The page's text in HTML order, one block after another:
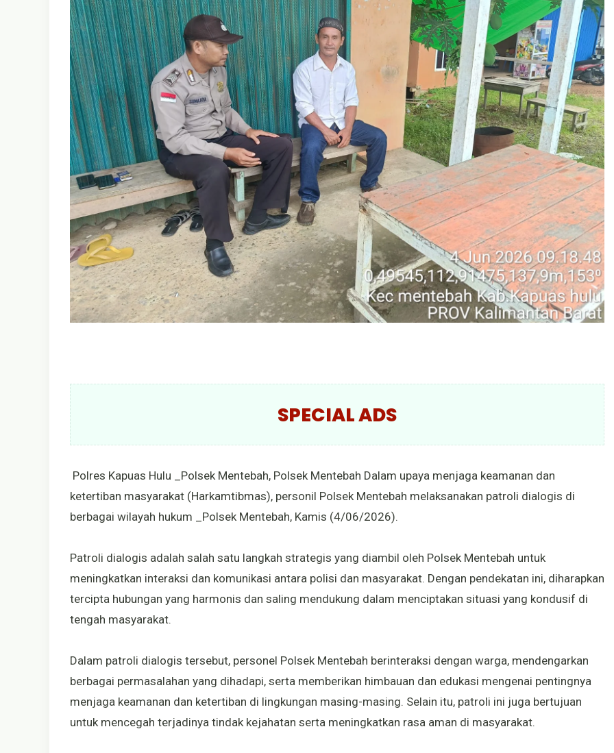
SPECIAL ADS
Polres Kapuas Hulu _Polsek Mentebah, Polsek Mentebah Dalam upaya menjaga keamanan dan
ketertiban masyarakat (Harkamtibmas), personil Polsek Mentebah melaksanakan patroli dialogis di
berbagai wilayah hukum _Polsek Mentebah, Kamis (4/06/2026).
Patroli dialogis adalah salah satu langkah strategis yang diambil oleh Polsek Mentebah untuk
meningkatkan interaksi dan komunikasi antara polisi dan masyarakat. Dengan pendekatan ini, diharapkan
tercipta hubungan yang harmonis dan saling mendukung dalam menciptakan situasi yang kondusif di
tengah masyarakat.
Dalam patroli dialogis tersebut, personel Polsek Mentebah berinteraksi dengan warga, mendengarkan
berbagai permasalahan yang dihadapi, serta memberikan himbauan dan edukasi mengenai pentingnya
menjaga keamanan dan ketertiban di lingkungan masing-masing. Selain itu, patroli ini juga bertujuan
untuk mencegah terjadinya tindak kejahatan serta meningkatkan rasa aman di masyarakat.